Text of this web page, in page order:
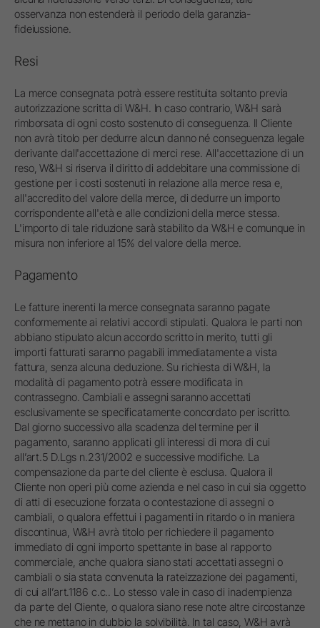
osservanza non estenderà il periodo della garanzia-
fideiussione.
Resi
La merce consegnata potrà essere restituita soltanto previa
autorizzazione scritta di W&H. In caso contrario, W&H sarà
rimborsata di ogni costo sostenuto di conseguenza. Il Cliente
non avrà titolo per dedurre alcun danno né conseguenza legale
derivante dall'accettazione di merci rese. All'accettazione di un
reso, W&H si riserva il diritto di addebitare una commissione di
gestione per i costi sostenuti in relazione alla merce resa e,
all'accredito del valore della merce, di dedurre un importo
corrispondente all'età e alle condizioni della merce stessa.
L'importo di tale riduzione sarà stabilito da W&H e comunque in
misura non inferiore al 15% del valore della merce.
Pagamento
Le fatture inerenti la merce consegnata saranno pagate
conformemente ai relativi accordi stipulati. Qualora le parti non
abbiano stipulato alcun accordo scritto in merito, tutti gli
importi fatturati saranno pagabili immediatamente a vista
fattura, senza alcuna deduzione. Su richiesta di W&H, la
modalità di pagamento potrà essere modificata in
contrassegno. Cambiali e assegni saranno accettati
esclusivamente se specificatamente concordato per iscritto.
Dal giorno successivo alla scadenza del termine per il
pagamento, saranno applicati gli interessi di mora di cui
all’art.5 D.Lgs n.231/2002 e successive modifiche. La
compensazione da parte del cliente è esclusa. Qualora il
Cliente non operi più come azienda e nel caso in cui sia oggetto
di atti di esecuzione forzata o contestazione di assegni o
cambiali, o qualora effettui i pagamenti in ritardo o in maniera
discontinua, W&H avrà titolo per richiedere il pagamento
immediato di ogni importo spettante in base al rapporto
commerciale, anche qualora siano stati accettati assegni o
cambiali o sia stata convenuta la rateizzazione dei pagamenti,
di cui all’art.1186 c.c.. Lo stesso vale in caso di inadempienza
da parte del Cliente, o qualora siano rese note altre circostanze
che ne mettano in dubbio la solvibilità. In tal caso, W&H avrà